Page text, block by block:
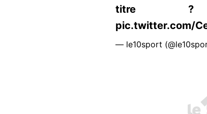
titre ?
pic.twitter.com/
— le10sport